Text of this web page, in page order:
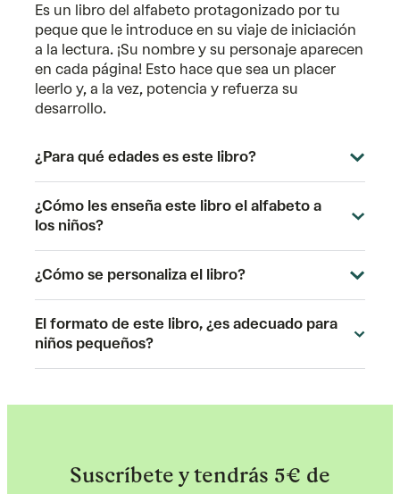
Es un libro del alfabeto protagonizado por tu
peque que le introduce en su viaje de iniciación
a la lectura. ¡Su nombre y su personaje aparecen
en cada página! Esto hace que sea un placer
leerlo y, a la vez, potencia y refuerza su
desarrollo.
¿Para qué edades es este libro?
¿Cómo les enseña este libro el alfabeto a
los niños?
¿Cómo se personaliza el libro?
El formato de este libro, ¿es adecuado para
niños pequeños?
Suscríbete y tendrás 5€ de